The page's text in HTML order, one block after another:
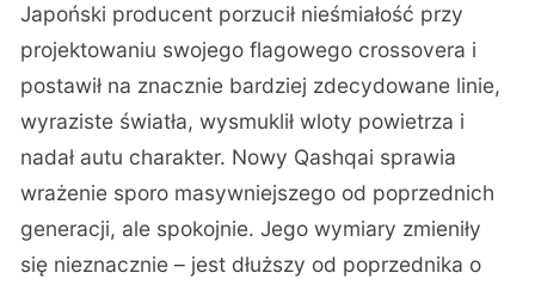
Japoński producent porzucił nieśmiałość przy
projektowaniu swojego flagowego crossovera i
postawił na znacznie bardziej zdecydowane linie,
wyraziste światła, wysmuklił wloty powietrza i
nadał autu charakter. Nowy Qashqai sprawia
wrażenie sporo masywniejszego od poprzednich
generacji, ale spokojnie. Jego wymiary zmieniły
się nieznacznie – jest dłuższy od poprzednika o